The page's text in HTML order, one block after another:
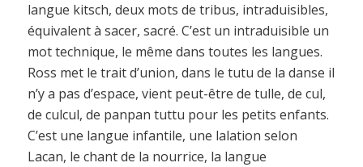
langue kitsch, deux mots de tribus, intraduisibles,
équivalent à sacer, sacré. C’est un intraduisible un
mot technique, le même dans toutes les langues.
Ross met le trait d’union, dans le tutu de la danse il
n’y a pas d’espace, vient peut-être de tulle, de cul,
de culcul, de panpan tuttu pour les petits enfants.
C’est une langue infantile, une lalation selon
Lacan, le chant de la nourrice, la langue